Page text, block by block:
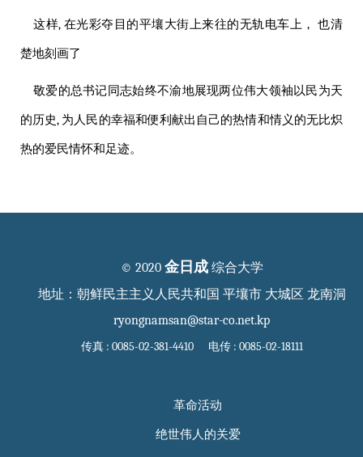
这样, 在光彩夺目的平壤大街上来往的无轨电车上， 也清
楚地刻画了
敬爱的总书记同志始终不渝地展现两位伟大领袖以民为天
的历史, 为人民的幸福和便利献出自己的热情和情义的无比炽
热的爱民情怀和足迹。
© 2020 金日成综合大学
地址：朝鲜民主主义人民共和国 平壤市 大城区 龙南洞
ryongnamsan@star-co.net.kp
传真 : 0085-02-381-4410 电传 : 0085-02-18111
革命活动
绝世伟人的关爱